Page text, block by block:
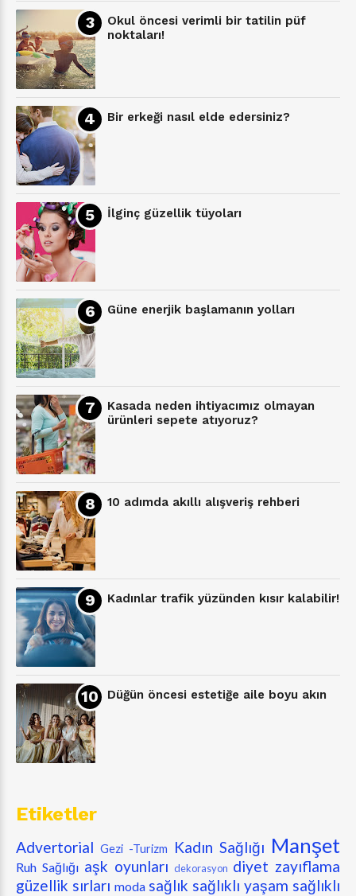
Okul öncesi verimli bir tatilin püf
noktaları!
Bir erkeği nasıl elde edersiniz?
İlginç güzellik tüyoları
Güne enerjik başlamanın yolları
Kasada neden ihtiyacımız olmayan
ürünleri sepete atıyoruz?
10 adımda akıllı alışveriş rehberi
Kadınlar trafik yüzünden kısır kalabilir!
Düğün öncesi estetiğe aile boyu akın
Etiketler
Advertorial Gezi -Turizm Kadın Sağlığı Manşet
Ruh Sağlığı aşk oyunları dekorasyon diyet zayıflama
güzellik sırları moda sağlık sağlıklı yaşam sağlıklı